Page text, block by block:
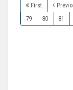
First
79
80 81